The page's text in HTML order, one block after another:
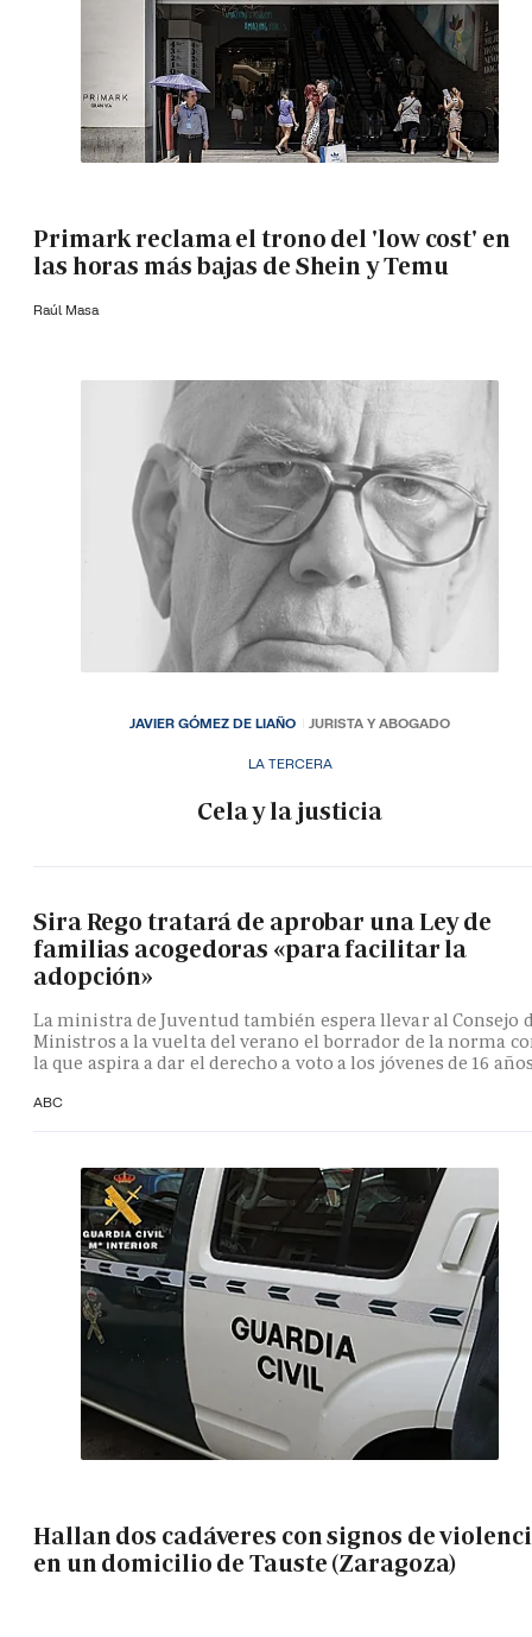
Primark reclama el trono del 'low cost' en
las horas más bajas de Shein y Temu
Raúl Masa
LA TERCERA
Cela y la justicia
JAVIER GÓMEZ DE LIAÑO JURISTA Y ABOGADO
Sira Rego tratará de aprobar una Ley de
familias acogedoras «para facilitar la
adopción»
La ministra de Juventud también espera llevar al Consejo
Ministros a la vuelta del verano el borrador de la norma
la que aspira a dar el derecho a voto a los jóvenes de 16
ABC
Hallan dos cadáveres con signos de
en un domicilio de Tauste (Zaragoza)